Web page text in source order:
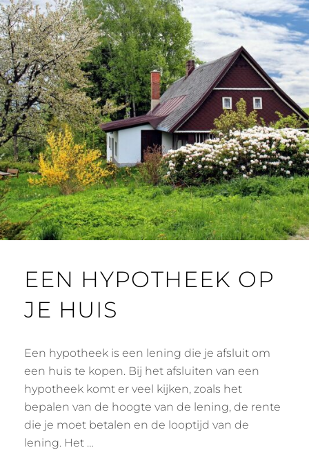
EEN HYPOTHEEK OP
JE HUIS
Een hypotheek is een lening die je afsluit om
een huis te kopen. Bij het afsluiten van een
hypotheek komt er veel kijken, zoals het
bepalen van de hoogte van de lening, de rente
die je moet betalen en de looptijd van de
lening. Het …